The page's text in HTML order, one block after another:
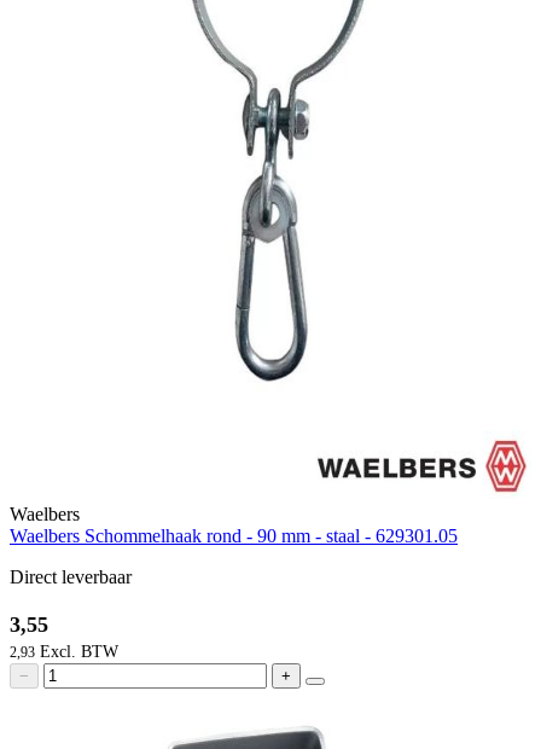
Waelbers
Waelbers Schommelhaak rond - 90 mm - staal - 629301.05
Direct leverbaar
3,55
2,93
− +